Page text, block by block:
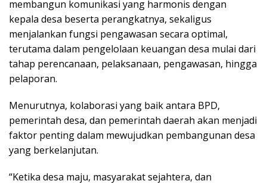
membangun komunikasi yang harmonis dengan
kepala desa beserta perangkatnya, sekaligus
menjalankan fungsi pengawasan secara optimal,
terutama dalam pengelolaan keuangan desa mulai dari
tahap perencanaan, pelaksanaan, pengawasan, hingga
pelaporan.
Menurutnya, kolaborasi yang baik antara BPD,
pemerintah desa, dan pemerintah daerah akan menjadi
faktor penting dalam mewujudkan pembangunan desa
yang berkelanjutan.
“Ketika desa maju, masyarakat sejahtera, dan